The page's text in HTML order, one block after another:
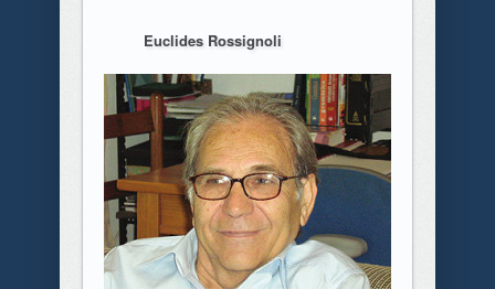
Euclides Rossignoli